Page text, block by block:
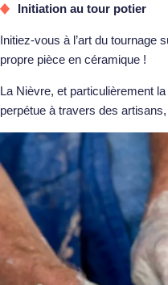
Initiation au tour potier
Initiez-vous à l’art du tournage
propre pièce en céramique !
La Nièvre, et particulièrement
perpétue à travers des